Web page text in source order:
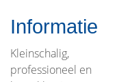
Informatie
Kleinschalig,
professioneel en